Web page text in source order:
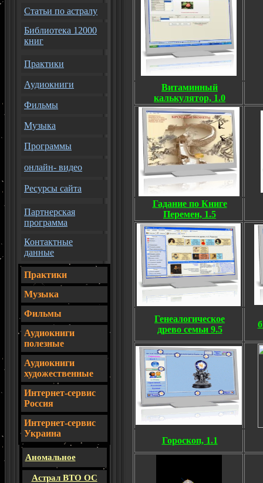
Статьи по астралу
Библиотека 12000
книг
Практики
Аудиокниги
Фильмы
Музыка
Программы
онлайн- видео
Ресурсы сайта
Партнерская
программа
Контактные
данные
Практики
Музыка
Фильмы
Аудиокниги
полезные
Аудиокниги
художественные
Интернет-сервис
Россия
Интернет-сервис
Украина
Аномальное
Астрал ВТО ОС
Витаминный
калькулятор, 1.0
Гадание по Книге
Перемен, 1.5
Генеалогическое
древо семьи 9.5
Гороскоп, 1.1